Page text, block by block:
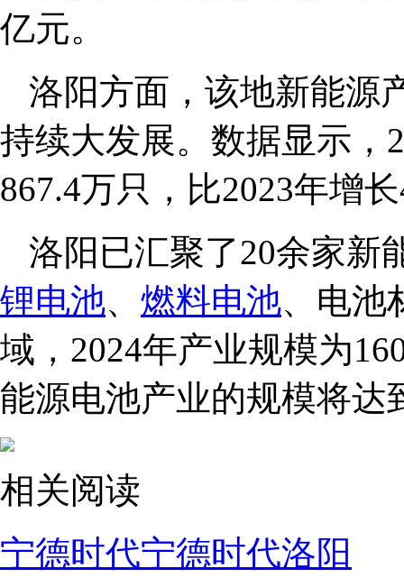
亿元。
洛阳方面，该地新能源
持续大发展。数据显示，
867.4万只，比2023年增
洛阳已汇聚了20余家新
锂电池、 燃料电池、电池
域，2024年产业规模为
能源电池产业的规模将达
相关阅读
宁德时代宁德时代洛阳